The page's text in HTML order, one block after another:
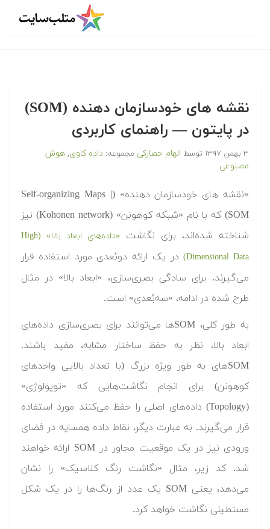
نقشه های خودسازمان دهنده (SOM)
در پایتون — راهنمای کاربردی
۳ بهمن ۱۳۹۷ توسط الهام حصارکی مجموعه: داده کاوی, هوش
مصنوعی
«نقشه های خودسازمان دهنده» (Self-organizing Maps |
SOM) که با نام «شبکه کوهونن» (Kohonen network) نیز
شناخته شده‌اند، برای نگاشت
«داده‌های ابعاد بالا» (High
Dimensional Data) در یک ارائه دوبُعدی مورد استفاده قرار
می‌گیرند. برای سادگی بصری‌سازی، «ابعاد بالا» در مثال
طرح شده در ادامه، «سه‌بُعدی» است.
به طور کلی، SOM‌ها می‌توانند برای بصری‌سازی داده‌های
ابعاد بالا، نظر به حفظ ساختار مشابه، مفید باشند.
SOM‌های به طور ویژه بزرگ (با تعداد بالایی واحدهای
کوهونن) برای انجام نگاشت‌هایی که «توپولوژی»
(Topology) داده‌های اصلی را حفظ می‌کنند مورد استفاده
قرار می‌گیرند. به عبارت دیگر، نقاط داده همسایه در فضای
ورودی نیز در یک موقعیت مجاور در SOM ارائه خواهند
شد. کد زیر، مثال «نگاشت رنگ کلاسیک» را نشان
می‌دهد، یعنی SOM یک عدد از رنگ‌ها را در یک شکل
مستطیلی نگاشت خواهد کرد.